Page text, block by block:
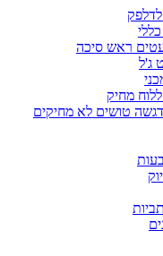
ראש סיכה
ג'ל
מחיק
טושים לא מחיקים